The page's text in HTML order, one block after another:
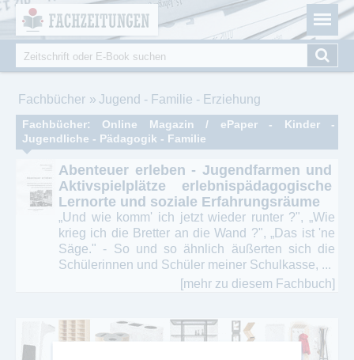
Fachzeitungen.de - Das unabhängige Portal für
Fachmagazine Fachpublikationen & eBooks
Suchformular
Suche
Fachbücher
Jugend - Familie - Erziehung
Fachbücher: Online Magazin / ePaper - Kinder -
Jugendliche - Pädagogik - Familie
Abenteuer erleben - Jugendfarmen und
Aktivspielplätze erlebnispädagogische
Lernorte und soziale Erfahrungsräume
„Und wie komm' ich jetzt wieder runter ?", „Wie
krieg ich die Bretter an die Wand ?", „Das ist 'ne
Säge." - So und so ähnlich äußerten sich die
Schülerinnen und Schüler meiner Schulkasse, ...
[mehr zu diesem Fachbuch]
Cookie-Einstellungen